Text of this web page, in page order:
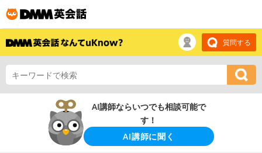
質問する
AI講師ならいつでも相談可能で
す！
AI講師に聞く